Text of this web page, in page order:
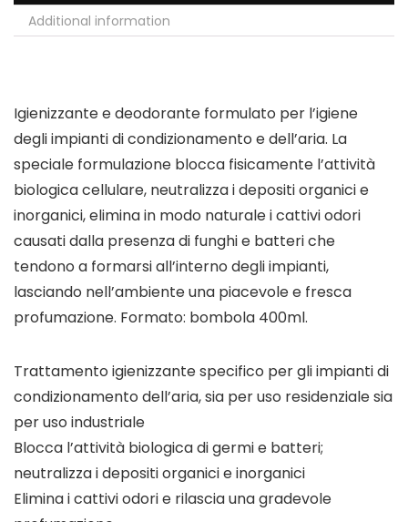
Additional information
Igienizzante e deodorante formulato per l’igiene
degli impianti di condizionamento e dell’aria. La
speciale formulazione blocca fisicamente l’attività
biologica cellulare, neutralizza i depositi organici e
inorganici, elimina in modo naturale i cattivi odori
causati dalla presenza di funghi e batteri che
tendono a formarsi all’interno degli impianti,
lasciando nell’ambiente una piacevole e fresca
profumazione. Formato: bombola 400ml.
Trattamento igienizzante specifico per gli impianti di
condizionamento dell’aria, sia per uso residenziale sia
per uso industriale
Blocca l’attività biologica di germi e batteri;
neutralizza i depositi organici e inorganici
Elimina i cattivi odori e rilascia una gradevole